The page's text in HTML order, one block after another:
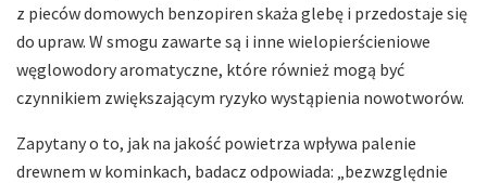
z pieców domowych benzopiren skaża glebę i przedostaje się
do upraw. W smogu zawarte są i inne wielopierścieniowe
węglowodory aromatyczne, które również mogą być
czynnikiem zwiększającym ryzyko wystąpienia nowotworów.
Zapytany o to, jak na jakość powietrza wpływa palenie
drewnem w kominkach, badacz odpowiada: „bezwzględnie